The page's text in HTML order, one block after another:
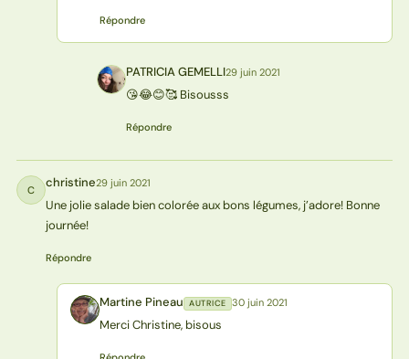
Répondre
PG PATRICIA GEMELLI29 juin 2021
😘😂😊🥰 Bisousss
Répondre
C christine29 juin 2021
Une jolie salade bien colorée aux bons légumes, j’adore! Bonne
journée!
Répondre
MP Martine Pineau AUTRICE 30 juin 2021
Merci Christine, bisous